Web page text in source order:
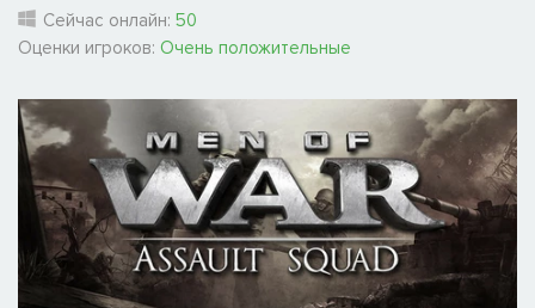
Сейчас онлайн: 50
Оценки игроков: Очень положительные